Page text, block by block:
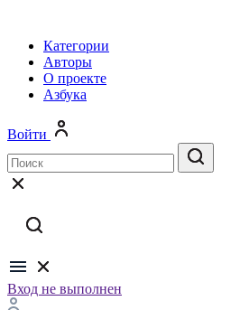
Категории
Авторы
О проекте
Азбука
Войти
Вход не выполнен